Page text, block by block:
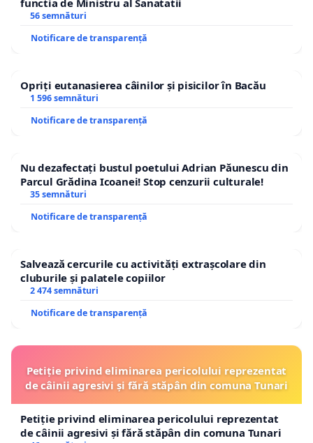
56 semnături
Notificare de transparență
Opriți eutanasierea câinilor și pisicilor în Bacău
1 596 semnături
Notificare de transparență
Nu dezafectați bustul poetului Adrian Păunescu din
Parcul Grădina Icoanei! Stop cenzurii culturale!
35 semnături
Notificare de transparență
Salvează cercurile cu activități extrașcolare din
cluburile și palatele copiilor
2 474 semnături
Notificare de transparență
Petiție privind eliminarea pericolului reprezentat
de câinii agresivi și fără stăpân din comuna Tunari
Petiție privind eliminarea pericolului reprezentat
de câinii agresivi și fără stăpân din comuna Tunari